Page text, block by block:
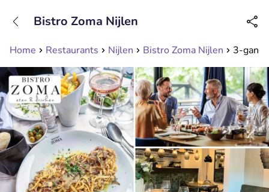
Available until 23:00
Home Restaurants Nijlen Bistro Zoma Nijlen 3-
Bistro Zoma Nijlen